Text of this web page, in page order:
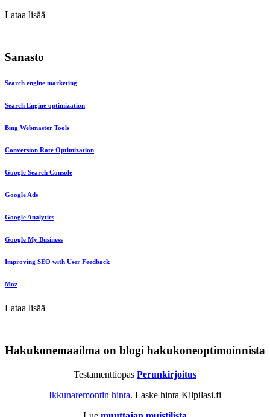
Lataa lisää
Sanasto
Search engine marketing
Search Engine optimization
Bing Webmaster Tools
Conversion Rate Optimization
Google Search Console
Google Ads
Google Analytics
Google My Business
Improving SEO with User Feedback
Moz
Lataa lisää
Hakukonemaailma on blogi hakukoneoptimoinnista
Testamenttiopas Perunkirjoitus
Ikkunaremontin hinta. Laske hinta Kilpilasi.fi